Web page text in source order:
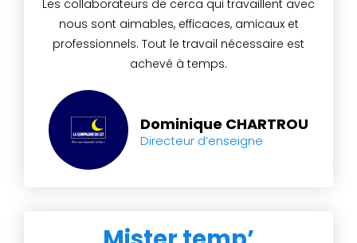
Les collaborateurs de cerca qui travaillent avec
nous sont aimables, efficaces, amicaux et
professionnels. Tout le travail nécessaire est
achevé à temps.
Dominique CHARTROU
Directeur d’enseigne